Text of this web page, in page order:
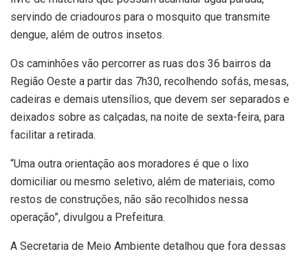
servindo de criadouros para o mosquito que transmite
dengue, além de outros insetos.
Os caminhões vão percorrer as ruas dos 36 bairros da
Região Oeste a partir das 7h30, recolhendo sofás, mesas,
cadeiras e demais utensílios, que devem ser separados e
deixados sobre as calçadas, na noite de sexta-feira, para
facilitar a retirada.
“Uma outra orientação aos moradores é que o lixo
domiciliar ou mesmo seletivo, além de materiais, como
restos de construções, não são recolhidos nessa
operação”, divulgou a Prefeitura.
A Secretaria de Meio Ambiente detalhou que fora dessas